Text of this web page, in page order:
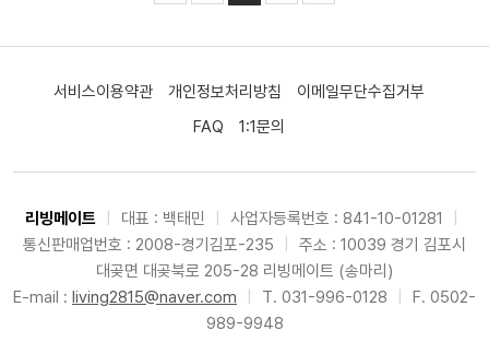
서비스이용약관 개인정보처리방침
이메일무단수집거부
FAQ
1:1문의
리빙메이트 대표 : 백태민 사업자등록번호 : 841-10-01281
통신판매업번호 : 2008-경기김포-235
주소 : 10039 경기 김포시
대곶면 대곶북로 205-28 리빙메이트 (송마리)
E-mail : living2815@naver.com T. 031-996-0128
F. 0502-
989-9948